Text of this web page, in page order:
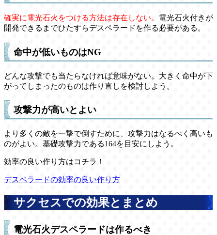
確実に電光石火をつける方法は存在しない。 電光石火付きが
開発できるまでひたすらデスペラードを作る必要がある。
命中が低いものはNG
どんな攻撃でも当たらなければ意味がない。大きく命中が下
がってしまったのものは作り直しを検討しよう。
攻撃力が高いとよい
より多くの敵を一撃で倒すために、攻撃力はなるべく高いも
のがよい。基礎攻撃力である164を目安にしよう。
効率の良い作り方はコチラ！
デスペラードの効率の良い作り方
サクセスでの効果とまとめ
電光石火デスペラードは作るべき